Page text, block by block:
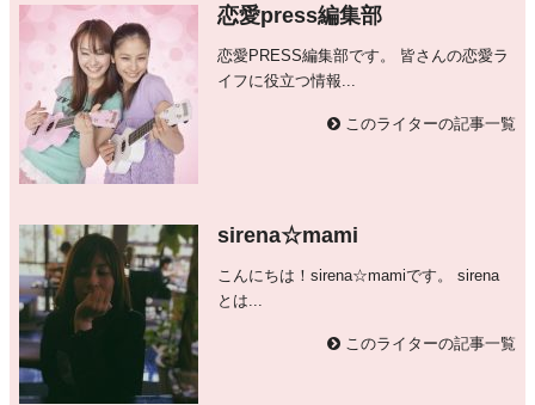
恋愛press編集部
恋愛PRESS編集部です。 皆さんの恋愛ラ
イフに役立つ情報...
このライターの記事一覧
sirena☆mami
こんにちは！sirena☆mamiです。 sirena
とは...
このライターの記事一覧